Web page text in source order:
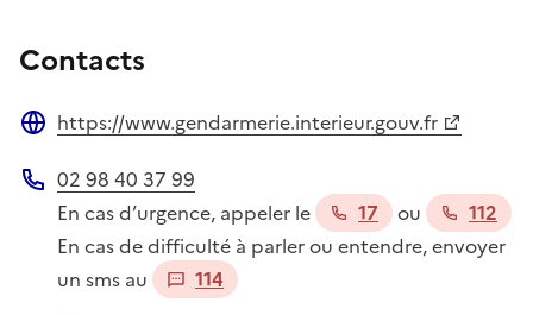
Contacts
https://www.gendarmerie.interieur.gouv.fr
Téléphone
02 98 40 37 99
En cas d’urgence, appeler le
17 ou
112
En cas de difficulté à parler ou entendre, envoyer
un sms au
114